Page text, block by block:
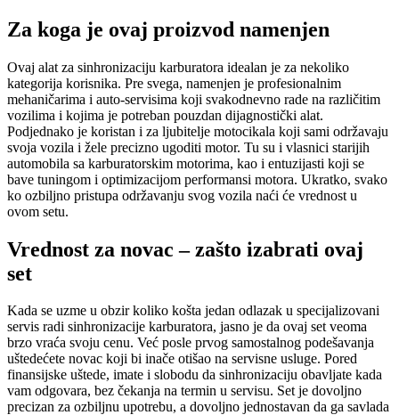
Za koga je ovaj proizvod namenjen
Ovaj alat za sinhronizaciju karburatora idealan je za nekoliko
kategorija korisnika. Pre svega, namenjen je profesionalnim
mehaničarima i auto-servisima koji svakodnevno rade na različitim
vozilima i kojima je potreban pouzdan dijagnostički alat.
Podjednako je koristan i za ljubitelje motocikala koji sami održavaju
svoja vozila i žele precizno ugoditi motor. Tu su i vlasnici starijih
automobila sa karburatorskim motorima, kao i entuzijasti koji se
bave tuningom i optimizacijom performansi motora. Ukratko, svako
ko ozbiljno pristupa održavanju svog vozila naći će vrednost u
ovom setu.
Vrednost za novac – zašto izabrati ovaj
set
Kada se uzme u obzir koliko košta jedan odlazak u specijalizovani
servis radi sinhronizacije karburatora, jasno je da ovaj set veoma
brzo vraća svoju cenu. Već posle prvog samostalnog podešavanja
uštedećete novac koji bi inače otišao na servisne usluge. Pored
finansijske uštede, imate i slobodu da sinhronizaciju obavljate kada
vam odgovara, bez čekanja na termin u servisu. Set je dovoljno
precizan za ozbiljnu upotrebu, a dovoljno jednostavan da ga savlada